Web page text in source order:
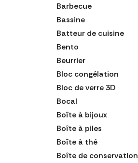
Barbecue
Bassine
Batteur de cuisine
Bento
Beurrier
Bloc congélation
Bloc de verre 3D
Bocal
Boîte à bijoux
Boîte à piles
Boîte à thé
Boîte de conservation